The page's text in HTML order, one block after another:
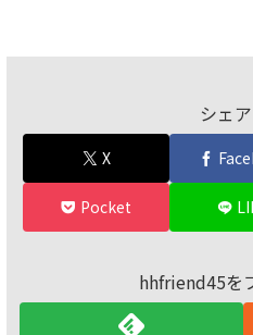
シェ
X
Pocket
hhfriend45を